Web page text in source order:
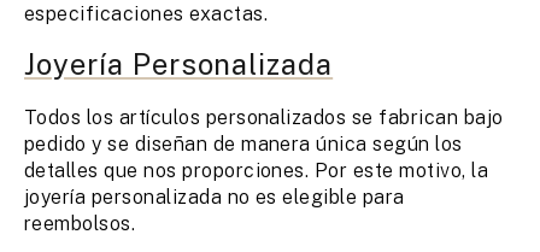
especificaciones exactas.
Joyería Personalizada
Todos los artículos personalizados se fabrican bajo
pedido y se diseñan de manera única según los
detalles que nos proporciones. Por este motivo, la
joyería personalizada no es elegible para
reembolsos.